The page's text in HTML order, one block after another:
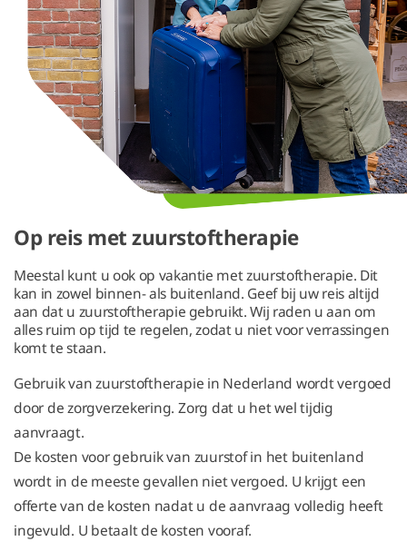
Op reis met zuurstoftherapie
Meestal kunt u ook op vakantie met zuurstoftherapie. Dit
kan in zowel binnen- als buitenland. Geef bij uw reis altijd
aan dat u zuurstoftherapie gebruikt. Wij raden u aan om
alles ruim op tijd te regelen, zodat u niet voor verrassingen
komt te staan.
Gebruik van zuurstoftherapie in Nederland wordt vergoed
door de zorgverzekering. Zorg dat u het wel tijdig
aanvraagt.
De kosten voor gebruik van zuurstof in het buitenland
wordt in de meeste gevallen nietvergoed. U krijgt een
offerte van de kosten nadat u de aanvraag volledig heeft
ingevuld. U betaalt de kosten vooraf.